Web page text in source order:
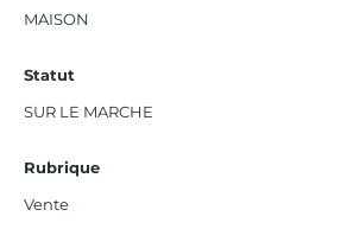
MAISON
Statut
SUR LE MARCHE
Rubrique
Vente